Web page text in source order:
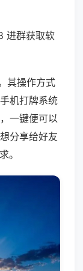
进群获取软
其操作方式
机打牌系统
一键便可以
分享给好友
。